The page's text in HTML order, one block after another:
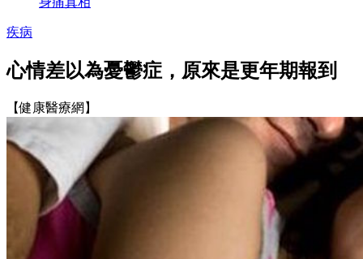
疾病
心情差以為憂鬱症，原來是更年期報到
【健康醫療網】